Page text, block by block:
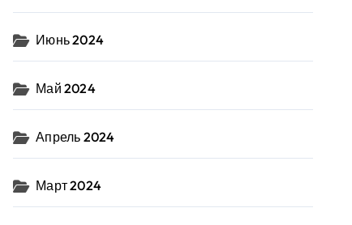
Июнь 2024
Май 2024
Апрель 2024
Март 2024